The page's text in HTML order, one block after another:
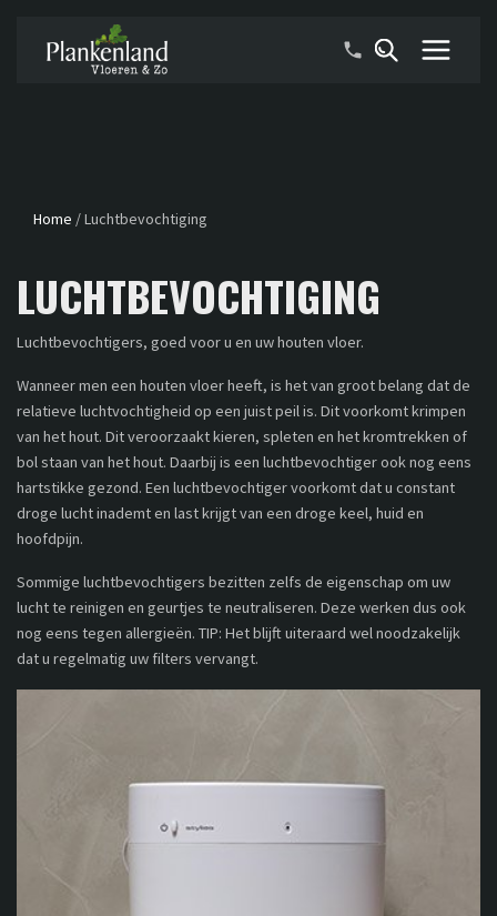
Home /Luchtbevochtiging
LUCHTBEVOCHTIGING
Luchtbevochtigers, goed voor u en uw houten vloer.
Wanneer men een houten vloer heeft, is het van groot belang dat de
relatieve luchtvochtigheid op een juist peil is. Dit voorkomt krimpen
van het hout. Dit veroorzaakt kieren, spleten en het kromtrekken of
bol staan van het hout. Daarbij is een luchtbevochtiger ook nog eens
hartstikke gezond. Een luchtbevochtiger voorkomt dat u constant
droge lucht inademt en last krijgt van een droge keel, huid en
hoofdpijn.
Sommige luchtbevochtigers bezitten zelfs de eigenschap om uw
lucht te reinigen en geurtjes te neutraliseren. Deze werken dus ook
nog eens tegen allergieën. TIP: Het blijft uiteraard wel noodzakelijk
dat u regelmatig uw filters vervangt.